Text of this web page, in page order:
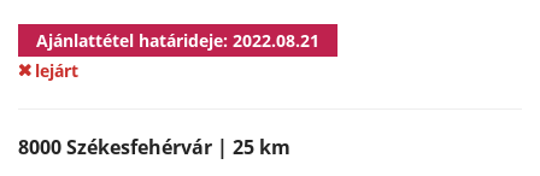
Ajánlattétel határideje: 2022.08.21
lejárt
8000 Székesfehérvár | 25 km